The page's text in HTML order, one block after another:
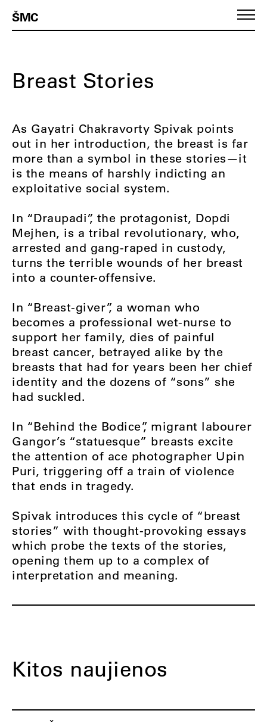
ŠMC
Breast Stories
As Gayatri Chakravorty Spivak points
out in her introduction, the breast is far
more than a symbol in these stories—it
is the means of harshly indicting an
exploitative social system.
In “Draupadi”, the protagonist, Dopdi
Mejhen, is a tribal revolutionary, who,
arrested and gang-raped in custody,
turns the terrible wounds of her breast
into a counter-offensive.
In “Breast-giver”, a woman who
becomes a professional wet-nurse to
support her family, dies of painful
breast cancer, betrayed alike by the
breasts that had for years been her chief
identity and the dozens of “sons” she
had suckled.
In “Behind the Bodice”, migrant labourer
Gangor’s “statuesque” breasts excite
the attention of ace photographer Upin
Puri, triggering off a train of violence
that ends in tragedy.
Spivak introduces this cycle of “breast
stories” with thought-provoking essays
which probe the texts of the stories,
opening them up to a complex of
interpretation and meaning.
Kitos naujienos